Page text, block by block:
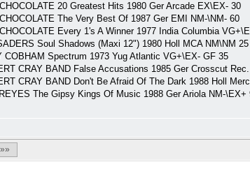
20 Greatest Hits 1980 Ger Arcade EX\EX- 30
The Very Best Of 1987 Ger EMI NM-\NM- 60
Every 1's A Winner 1977 India Columbia
Soul Shadows (Maxi 12") 1980 Holl MCA NM\NM 25
COBHAM Spectrum 1973 Yug Atlantic VG+\EX- GF 35
CRAY BAND False Accusations 1985 Ger Crosscut
CRAY BAND Don't Be Afraid Of The Dark 1988 Holl
The Gipsy Kings Of Music 1988 Ger Ariola NM-\EX+